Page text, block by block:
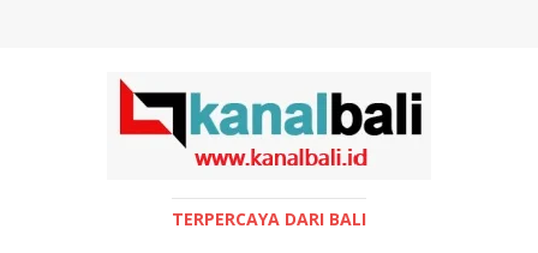
TERPERCAYA DARI BALI